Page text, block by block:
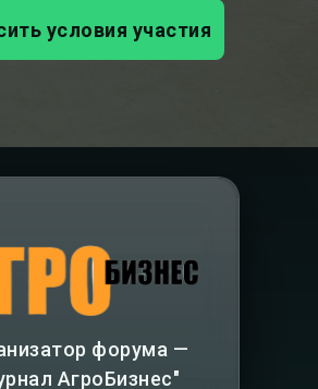
условия участия
форума —
АгроБизнес"